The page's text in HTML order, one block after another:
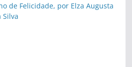
de Felicidade, por Elza Augusta
Silva